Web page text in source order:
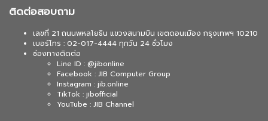
ติดต่อสอบถาม
เลขที่ 21 ถนนพหลโยธิน แขวงสนามบิน เขตดอนเมือง กรุงเทพฯ 10210
เบอร์โทร : 02-017-4444 ทุกวัน 24 ชั่วโมง
ช่องทางติดต่อ
Line ID : @jibonline
Facebook : JIB Computer Group
Instagram : jib.online
TikTok : jibofficial
YouTube : JIB Channel